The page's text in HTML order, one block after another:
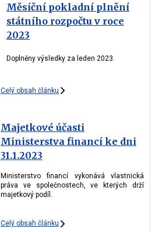
Měsíční pokladní plnění
státního rozpočtu v roce
2023
Doplněny výsledky za leden 2023.
Celý obsah článku
Majetkové účasti
Ministerstva financí ke dni
31.1.2023
Ministerstvo financí vykonává vlastnická
práva ve společnostech, ve kterých drží
majetkový podíl.
Celý obsah článku